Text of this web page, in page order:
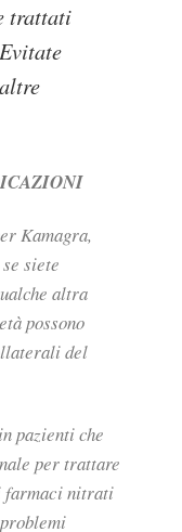
trattati
Kamagra,
siete
altra
possono
del
pazienti che
per trattare
farmaci nitrati